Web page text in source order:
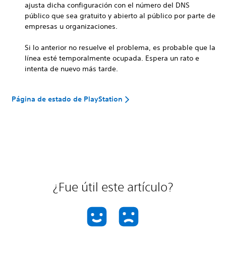
ajusta dicha configuración con el número del DNS
público que sea gratuito y abierto al público por parte de
empresas u organizaciones.
Si lo anterior no resuelve el problema, es probable que la
línea esté temporalmente ocupada. Espera un rato e
intenta de nuevo más tarde.
Página de estado de PlayStation
¿Fue útil este artículo?